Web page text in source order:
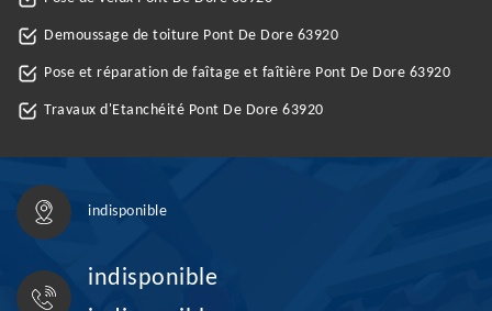
Demoussage de toiture Pont De Dore 63920
Pose et réparation de faîtage et faîtière Pont De Dore 63920
Travaux d'Etanchéité Pont De Dore 63920
indisponible
indisponible